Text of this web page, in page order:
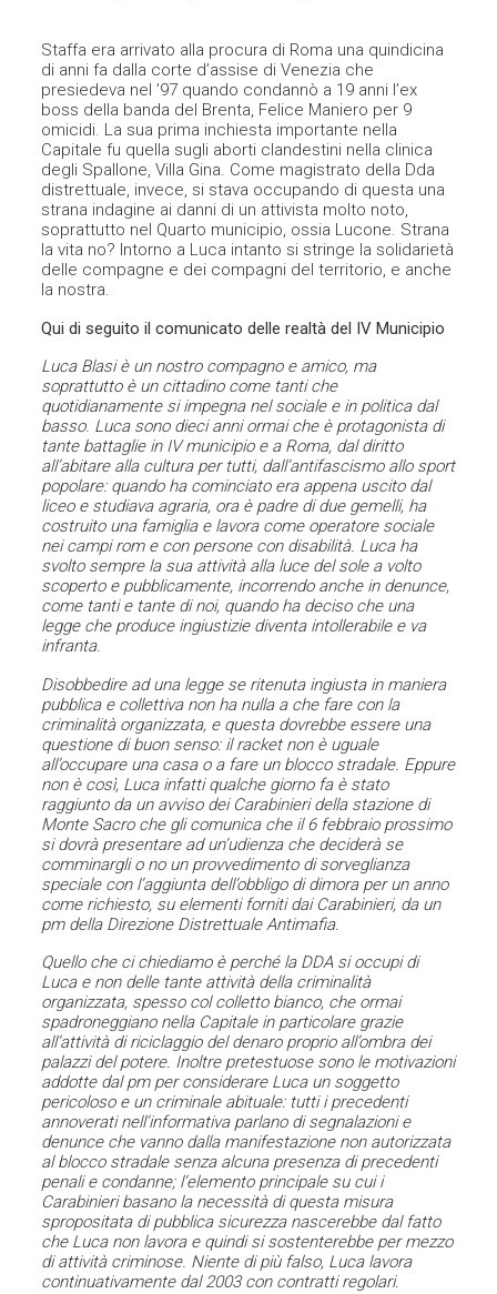
Staffa era arrivato alla procura di Roma una quindicina
di anni fa dalla corte d’assise di Venezia che
presiedeva nel ’97 quando condannò a 19 anni l’ex
boss della banda del Brenta, Felice Maniero per 9
omicidi. La sua prima inchiesta importante nella
Capitale fu quella sugli aborti clandestini nella clinica
degli Spallone, Villa Gina. Come magistrato della Dda
distrettuale, invece, si stava occupando di questa una
strana indagine ai danni di un attivista molto noto,
soprattutto nel Quarto municipio, ossia Lucone. Strana
la vita no? Intorno a Luca intanto si stringe la solidarietà
delle compagne e dei compagni del territorio, e anche
la nostra.
Qui di seguito il comunicato delle realtà del IV Municipio
Luca Blasi è un nostro compagno e amico, ma
soprattutto è un cittadino come tanti che
quotidianamente si impegna nel sociale e in politica dal
basso. Luca sono dieci anni ormai che è protagonista di
tante battaglie in IV municipio e a Roma, dal diritto
all’abitare alla cultura per tutti, dall’antifascismo allo sport
popolare: quando ha cominciato era appena uscito dal
liceo e studiava agraria, ora è padre di due gemelli, ha
costruito una famiglia e lavora come operatore sociale
nei campi rom e con persone con disabilità. Luca ha
svolto sempre la sua attività alla luce del sole a volto
scoperto e pubblicamente, incorrendo anche in denunce,
come tanti e tante di noi, quando ha deciso che una
legge che produce ingiustizie diventa intollerabile e va
infranta.
Disobbedire ad una legge se ritenuta ingiusta in maniera
pubblica e collettiva non ha nulla a che fare con la
criminalità organizzata, e questa dovrebbe essere una
questione di buon senso: il racket non è uguale
all’occupare una casa o a fare un blocco stradale. Eppure
non è così, Luca infatti qualche giorno fa è stato
raggiunto da un avviso dei Carabinieri della stazione di
Monte Sacro che gli comunica che il 6 febbraio prossimo
si dovrà presentare ad un’udienza che deciderà se
comminargli o no un provvedimento di sorveglianza
speciale con l’aggiunta dell’obbligo di dimora per un anno
come richiesto, su elementi forniti dai Carabinieri, da un
pm della Direzione Distrettuale Antimafia.
Quello che ci chiediamo è perché la DDA si occupi di
Luca e non delle tante attività della criminalità
organizzata, spesso col colletto bianco, che ormai
spadroneggiano nella Capitale in particolare grazie
all’attività di riciclaggio del denaro proprio all’ombra dei
palazzi del potere. Inoltre pretestuose sono le motivazioni
addotte dal pm per considerare Luca un soggetto
pericoloso e un criminale abituale: tutti i precedenti
annoverati nell’informativa parlano di segnalazioni e
denunce che vanno dalla manifestazione non autorizzata
al blocco stradale senza alcuna presenza di precedenti
penali e condanne; l’elemento principale su cui i
Carabinieri basano la necessità di questa misura
spropositata di pubblica sicurezza nascerebbe dal fatto
che Luca non lavora e quindi si sostenterebbe per mezzo
di attività criminose. Niente di più falso, Luca lavora
continuativamente dal 2003 con contratti regolari.